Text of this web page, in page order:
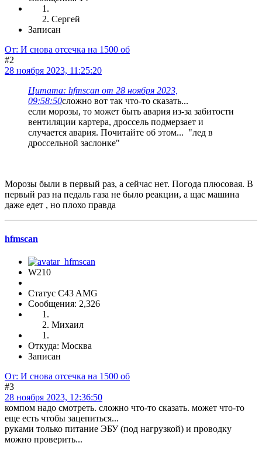
Сергей
Записан
От: И снова отсечка на 1500 об
#2
28 ноября 2023, 11:25:20
Цитата: hfmscаn от 28 ноября 2023,
09:58:50сложно вот так что-то сказать...
если морозы, то может быть авария из-за забитости
вентиляции картера, дроссель подмерзает и
случается авария. Почитайте об этом... "лед в
дроссельной заслонке"
Морозы были в первый раз, а сейчас нет. Погода плюсовая. В
первый раз на педаль газа не было реакции, а щас машина
даже едет , но плохо правда
hfmscаn
W210
Статус C43 AMG
Сообщения: 2,326
Михаил
Откуда: Москва
Записан
От: И снова отсечка на 1500 об
#3
28 ноября 2023, 12:36:50
компом надо смотреть. сложно что-то сказать. может что-то
еще есть чтобы зацепиться...
руками только питание ЭБУ (под нагрузкой) и проводку
можно проверить...